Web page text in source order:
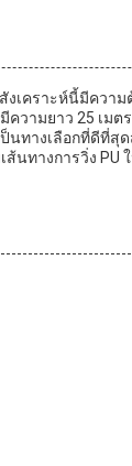
งเคราะห์นี้มีควา
วามยาว 25 เมต
นทางเลือกที่ดีที่สุ
นทางการวิ่ง PU